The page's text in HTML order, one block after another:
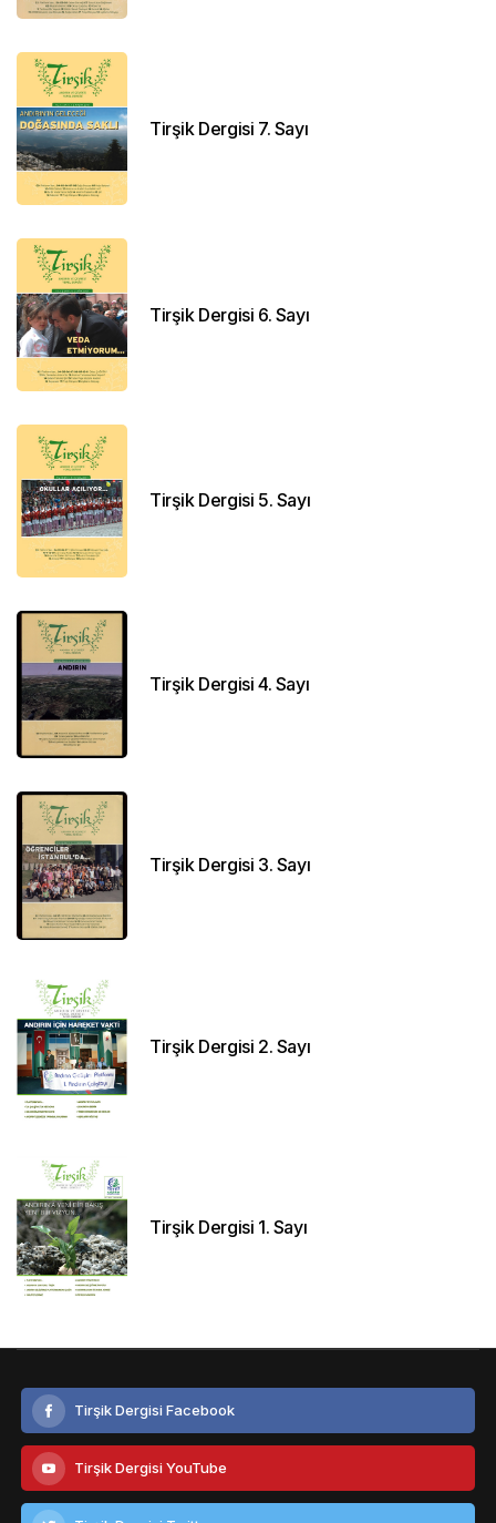
Tirşik Dergisi 7. Sayı
Tirşik Dergisi 6. Sayı
Tirşik Dergisi 5. Sayı
Tirşik Dergisi 4. Sayı
Tirşik Dergisi 3. Sayı
Tirşik Dergisi 2. Sayı
Tirşik Dergisi 1. Sayı
Tirşik Dergisi Facebook
Tirşik Dergisi YouTube